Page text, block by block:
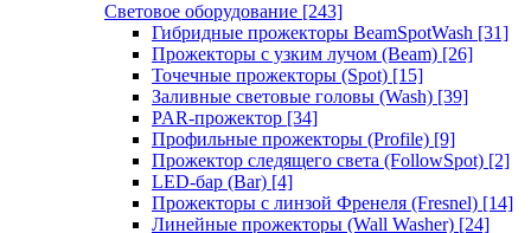
Световое оборудование [243]
Гибридные прожекторы BeamSpotWash [31]
Прожекторы с узким лучом (Beam) [26]
Точечные прожекторы (Spot) [15]
Заливные световые головы (Wash) [39]
PAR-прожектор [34]
Профильные прожекторы (Profile) [9]
Прожектор следящего света (FollowSpot) [2]
LED-бар (Bar) [4]
Прожекторы с линзой Френеля (Fresnel) [14]
Линейные прожекторы (Wall Washer) [24]